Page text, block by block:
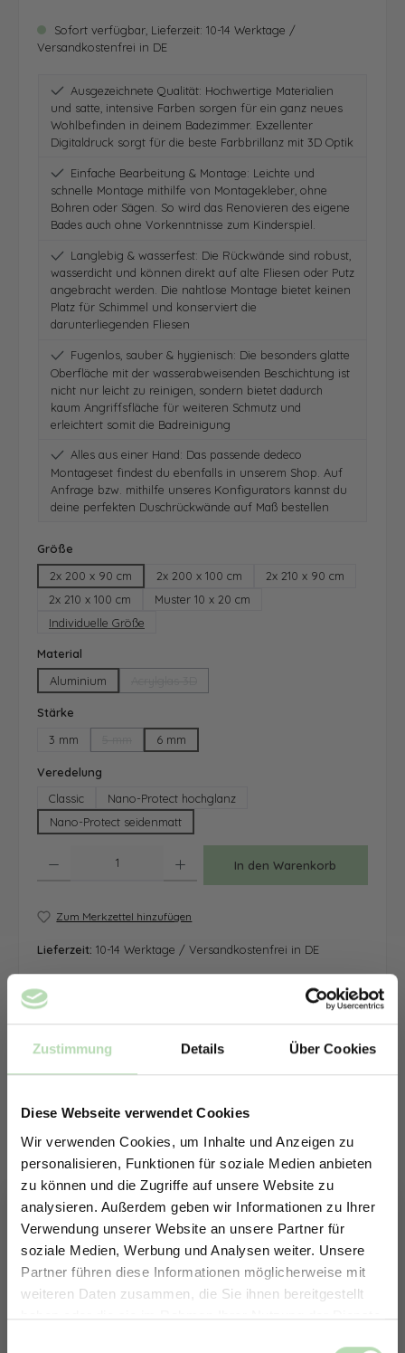
Zustimmung Details Über Cookies
Diese Webseite verwendet Cookies
Wir verwenden Cookies, um Inhalte und Anzeigen zu
personalisieren, Funktionen für soziale Medien anbieten
zu können und die Zugriffe auf unsere Website zu
analysieren. Außerdem geben wir Informationen zu Ihrer
Verwendung unserer Website an unsere Partner für
soziale Medien, Werbung und Analysen weiter. Unsere
Partner führen diese Informationen möglicherweise mit
weiteren Daten zusammen, die Sie ihnen bereitgestellt
haben oder die sie im Rahmen Ihrer Nutzung der Dienste
Sofort verfügbar, Lieferzeit: 10-14 Werktage /
Versandkostenfrei in DE
Ausgezeichnete Qualität: Hochwertige Materialien
und satte, intensive Farben sorgen für ein ganz neues
Wohlbefinden in deinem Badezimmer. Exzellenter
Digitaldruck sorgt für die beste Farbbrillanz mit 3D Optik
Einfache Bearbeitung & Montage: Leichte und
schnelle Montage mithilfe von Montagekleber, ohne
Bohren oder Sägen. So wird das Renovieren des eigene
Bades auch ohne Vorkenntnisse zum Kinderspiel.
Langlebig & wasserfest: Die Rückwände sind robust,
wasserdicht und können direkt auf alte Fliesen oder Putz
angebracht werden. Die nahtlose Montage bietet keinen
Platz für Schimmel und konserviert die
darunterliegenden Fliesen
Fugenlos, sauber & hygienisch: Die besonders glatte
Oberfläche mit der wasserabweisenden Beschichtung ist
nicht nur leicht zu reinigen, sondern bietet dadurch
kaum Angriffsfläche für weiteren Schmutz und
erleichtert somit die Badreinigung
Alles aus einer Hand: Das passende dedeco
Montageset findest du ebenfalls in unserem Shop. Auf
Anfrage bzw. mithilfe unseres Konfigurators kannst du
deine perfekten Duschrückwände auf Maß bestellen
Größe
2x 200 x 90 cm
2x 200 x 100 cm
2x 210 x 90 cm
2x 210 x 100 cm
Muster 10 x 20 cm
Individuelle Größe
Material
Aluminium
Stärke
3 mm
(Diese Option ist zurzeit nicht verfügbar.)
6 mm
Veredelung
Classic
Nano-Protect hochglanz
Nano-Protect seidenmatt
In den Warenkorb
Zum Merkzettel hinzufügen
Lieferzeit: 10-14 Werktage / Versandkostenfrei in DE
ERHALTE 5% RABATT AUF
DEINE RÜCKWÄNDE